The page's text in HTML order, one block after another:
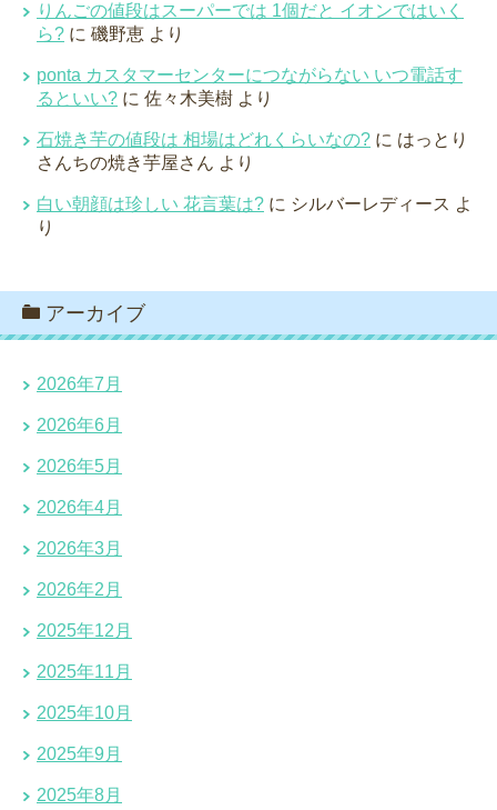
りんごの値段はスーパーでは 1個だと イオンではいく
ら? に 磯野恵 より
ponta カスタマーセンターにつながらない いつ電話す
るといい? に 佐々木美樹 より
石焼き芋の値段は 相場はどれくらいなの? に はっとり
さんちの焼き芋屋さん より
白い朝顔は珍しい 花言葉は? に シルバーレディース よ
り
アーカイブ
2026年7月
2026年6月
2026年5月
2026年4月
2026年3月
2026年2月
2025年12月
2025年11月
2025年10月
2025年9月
2025年8月